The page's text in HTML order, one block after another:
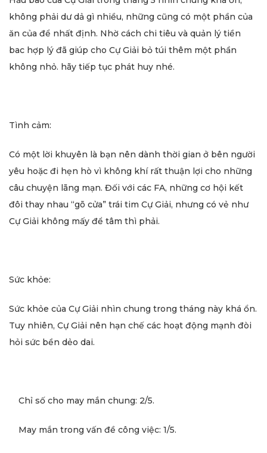
không phải dư dả gì nhiều, những cũng có một phần của
ăn của để nhất định. Nhờ cách chi tiêu và quản lý tiền
bac hợp lý đã giúp cho Cự Giải bỏ túi thêm một phần
không nhỏ. hãy tiếp tục phát huy nhé.
Tình cảm:
Có một lời khuyên là bạn nên dành thời gian ở bên người
yêu hoặc đi hẹn hò vì không khí rất thuận lợi cho những
câu chuyện lãng mạn. Đối với các FA, những cơ hội kết
đôi thay nhau “gõ cửa” trái tim Cự Giải, nhưng có vẻ như
Cự Giải không mấy để tâm thì phải.
Sức khỏe:
Sức khỏe của Cự Giải nhìn chung trong tháng này khá ổn.
Tuy nhiên, Cự Giải nên hạn chế các hoạt động mạnh đòi
hỏi sức bền dẻo dai.
Chỉ số cho may mắn chung: 2/5.
May mắn trong vấn đề công việc: 1/5.